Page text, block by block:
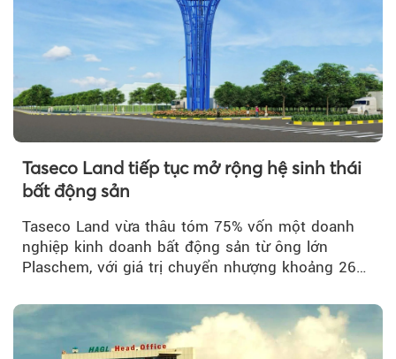
Taseco Land tiếp tục mở rộng hệ sinh thái
bất động sản
Taseco Land vừa thâu tóm 75% vốn một doanh
nghiệp kinh doanh bất động sản từ ông lớn
Plaschem, với giá trị chuyển nhượng khoảng 262